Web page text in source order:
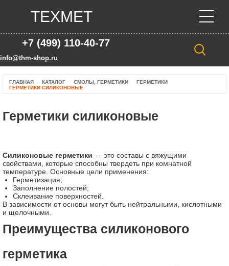
ТЕХМЕТ
+7 (499) 110-40-77
info@thm-shop.ru
ГЛАВНАЯ КАТАЛОГ СМОЛЫ, ГЕРМЕТИКИ
ГЕРМЕТИКИ
ГЕРМЕТИКИ СИЛИКОНОВЫЕ
Герметики силиконовые
Силиконовые герметики — это составы с вяжущими
свойствами, которые способны твердеть при комнатной
температуре. Основные цели применения:
Герметизация;
Заполнение полостей;
Склеивание поверхностей.
В зависимости от основы могут быть нейтральными, кислотными
и щелочными.
Преимущества силиконового
герметика